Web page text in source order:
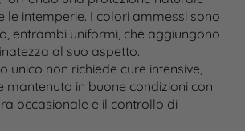
le intemperie. I colori ammessi sono
entrambi uniformi, che aggiungono
al suo aspetto.
unico non richiede cure intensive,
mantenuto in buone condizioni con
occasionale e il controllo di